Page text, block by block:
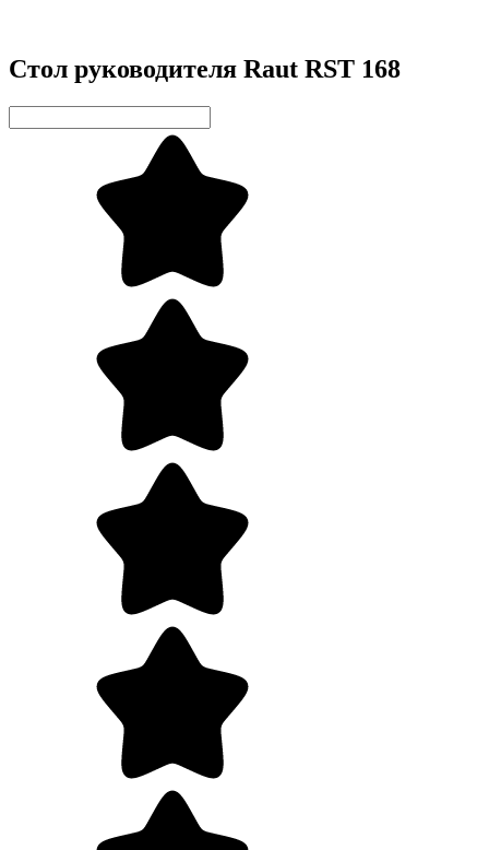
Стол руководителя Raut RST 168